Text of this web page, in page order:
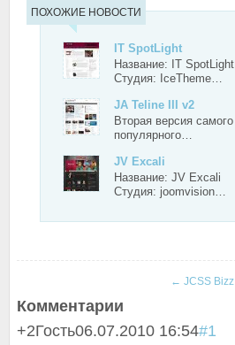
ПОХОЖИЕ НОВОСТИ
IT SpotLight
Название: IT SpotLight
Студия: IceTheme…
JA Teline III v2
Вторая версия самого
популярного…
JV Excali
Название: JV Excali
Студия: joomvision…
← JCSS Bizz
Комментарии
+2Гость06.07.2010 16:54#1